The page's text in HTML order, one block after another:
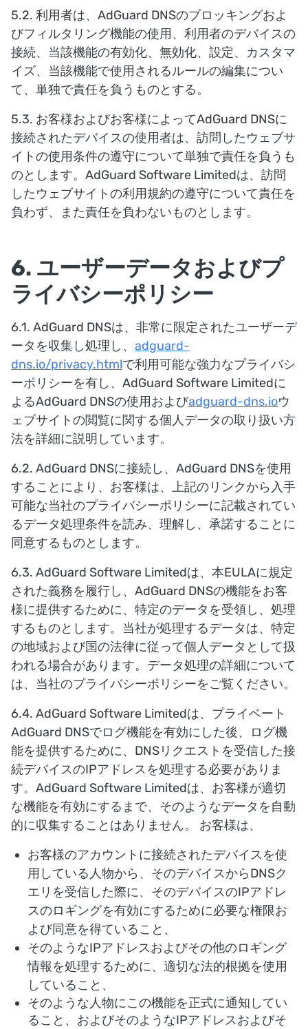
5.2. 利用者は、AdGuard DNSのブロッキングおよ
びフィルタリング機能の使用、利用者のデバイスの
接続、当該機能の有効化、無効化、設定、カスタマ
イズ、当該機能で使用されるルールの編集につい
て、単独で責任を負うものとする。
5.3. お客様およびお客様によってAdGuard DNSに
接続されたデバイスの使用者は、訪問したウェブサ
イトの使用条件の遵守について単独で責任を負うも
のとします。AdGuard Software Limitedは、訪問
したウェブサイトの利用規約の遵守について責任を
負わず、また責任を負わないものとします。
6. ユーザーデータおよびプ
ライバシーポリシー
6.1. AdGuard DNSは、非常に限定されたユーザーデ
ータを収集し処理し、 adguard-
dns.io/privacy.htmlで利用可能な強力なプライバシ
ーポリシーを有し、AdGuard Software Limitedに
よるAdGuard DNSの使用およびadguard-dns.ioウ
ェブサイトの閲覧に関する個人データの取り扱い方
法を詳細に説明しています。
6.2. AdGuard DNSに接続し、AdGuard DNSを使用
することにより、お客様は、上記のリンクから入手
可能な当社のプライバシーポリシーに記載されてい
るデータ処理条件を読み、理解し、承諾することに
同意するものとします。
6.3. AdGuard Software Limitedは、本EULAに規定
された義務を履行し、AdGuard DNSの機能をお客
様に提供するために、特定のデータを受領し、処理
するものとします。当社が処理するデータは、特定
の地域および国の法律に従って個人データとして扱
われる場合があります。データ処理の詳細について
は、当社のプライバシーポリシーをご覧ください。
6.4. AdGuard Software Limitedは、プライベート
AdGuard DNSでログ機能を有効にした後、ログ機
能を提供するために、DNSリクエストを受信した接
続デバイスのIPアドレスを処理する必要がありま
す。AdGuard Software Limitedは、お客様が適切
な機能を有効にするまで、そのようなデータを自動
的に収集することはありません。 お客様は、
お客様のアカウントに接続されたデバイスを使
用している人物から、そのデバイスからDNSク
エリを受信した際に、そのデバイスのIPアドレ
スのロギングを有効にするために必要な権限お
よび同意を得ていること、
そのようなIPアドレスおよびその他のロギング
情報を処理するために、適切な法的根拠を使用
していること、
そのような人物にこの機能を正式に通知してい
ること、およびそのようなIPアドレスおよびそ